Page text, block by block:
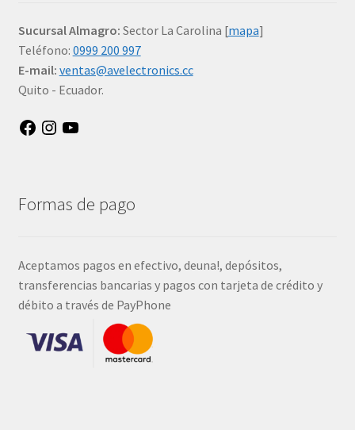
Sucursal Almagro: Sector La Carolina [mapa]
Teléfono: 0999 200 997
E-mail: ventas@avelectronics.cc
Quito - Ecuador.
FacebookInstagram
Formas de pago
Aceptamos pagos en efectivo, deuna!, depósitos,
transferencias bancarias y pagos con tarjeta de crédito y
débito a través de PayPhone